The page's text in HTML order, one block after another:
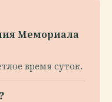
Мемориала
время суток.